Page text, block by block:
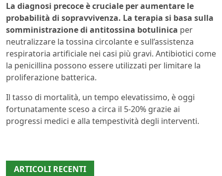
La diagnosi precoce è cruciale per aumentare le
probabilità di sopravvivenza. La terapia si basa sulla
somministrazione di antitossina botulinica per
neutralizzare la tossina circolante e sull’assistenza
respiratoria artificiale nei casi più gravi. Antibiotici come
la penicillina possono essere utilizzati per limitare la
proliferazione batterica.
Il tasso di mortalità, un tempo elevatissimo, è oggi
fortunatamente sceso a circa il 5-20% grazie ai
progressi medici e alla tempestività degli interventi.
ARTICOLI RECENTI